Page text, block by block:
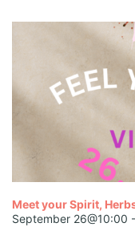
Meet your Spirit,
September 26@10:00 -